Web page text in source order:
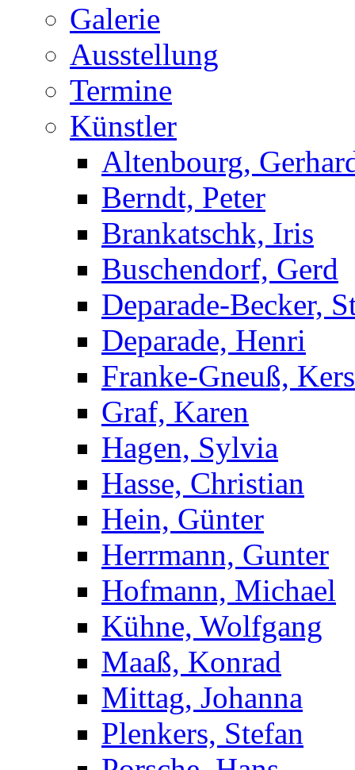
Galerie
Ausstellung
Termine
Künstler
Altenbourg,
Berndt, Peter
Brankatschk, Iris
Buschendorf, Gerd
Deparade-Becker,
Deparade, Henri
Franke-Gneuß,
Graf, Karen
Hagen, Sylvia
Hasse, Christian
Hein, Günter
Herrmann, Gunter
Hofmann, Michael
Kühne, Wolfgang
Maaß, Konrad
Mittag, Johanna
Plenkers, Stefan